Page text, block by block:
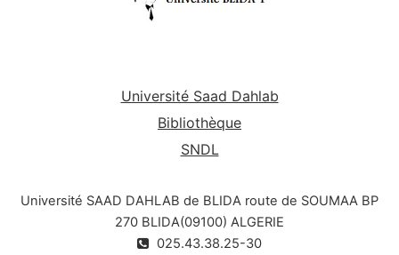
Université Saad Dahlab
Bibliothèque
SNDL
Université SAAD DAHLAB de BLIDA route de SOUMAA BP
270 BLIDA(09100) ALGERIE
025.43.38.25-30